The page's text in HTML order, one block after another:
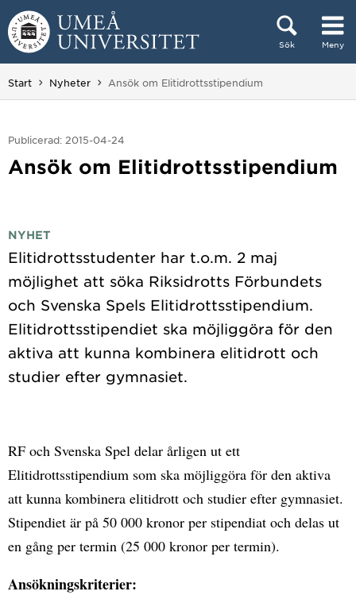
Hoppa direkt till innehållet
Sök Meny
Huvudmenyn dold.
Start Nyheter Du är här:
Ansök om Elitidrottsstipendium
Publicerad: 2015-04-24
Ansök om Elitidrottsstipendium
NYHET
Elitidrottsstudenter har t.o.m. 2 maj
möjlighet att söka Riksidrotts Förbundets
och Svenska Spels Elitidrottsstipendium.
Elitidrottsstipendiet ska möjliggöra för den
aktiva att kunna kombinera elitidrott och
RF och Svenska Spel delar årligen ut ett
Elitidrottsstipendium som ska möjliggöra för den aktiva
att kunna kombinera elitidrott och studier efter gymnasiet.
Stipendiet är på 50 000 kronor per stipendiat och delas ut
en gång per termin (25 000 kronor per termin).
Ansökningskriterier: